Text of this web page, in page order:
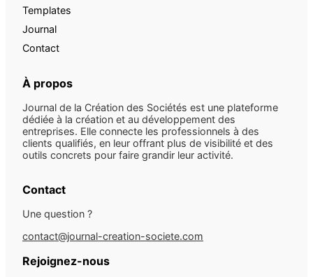
Templates
Journal
Contact
À propos
Journal de la Création des Sociétés est une plateforme
dédiée à la création et au développement des
entreprises. Elle connecte les professionnels à des
clients qualifiés, en leur offrant plus de visibilité et des
outils concrets pour faire grandir leur activité.
Contact
Une question ?
contact@journal-creation-societe.com
Rejoignez-nous